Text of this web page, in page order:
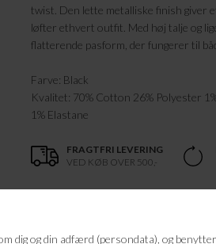
twist. Den lette metalliske finish giver
løfter ethvert outfit. Med høj talje og
flatterende pasform, der fungerer til
Farve: Black
Kvalitet: 70% Cotton 26% Polyester
1% Elastane
FRAGTFRI LEVERING
VED KØB OVER 500,-